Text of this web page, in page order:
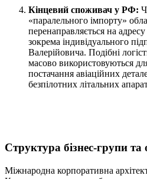
Кінцевий споживач у РФ:
«паралельного імпорту»
перенаправляється на
зокрема індивідуального
Валерійовича. Подібні
масово використовуються
постачання авіаційних
безпілотних літальних
Структура бізнес-групи
Міжнародна корпоративна